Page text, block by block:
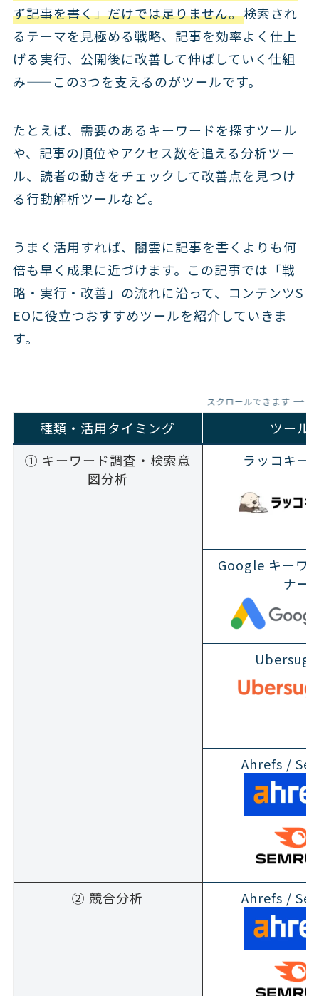
ず記事を書く」だけでは足りません。検索され
るテーマを見極める戦略、記事を効率よく仕上
げる実行、公開後に改善して伸ばしていく仕組
み——この3つを支えるのがツールです。
たとえば、需要のあるキーワードを探すツール
や、記事の順位やアクセス数を追える分析ツー
ル、読者の動きをチェックして改善点を見つけ
る行動解析ツールなど。
うまく活用すれば、闇雲に記事を書くよりも何
倍も早く成果に近づけます。この記事では「戦
略・実行・改善」の流れに沿って、コンテンツS
EOに役立つおすすめツールを紹介していきま
す。
スクロールできます
種類・活用タイミング
ツール
① キーワード調査・検索意
図分析
ラッコキー
Google キーワ
ナー
Ahrefs /
② 競合分析 Ahrefs /